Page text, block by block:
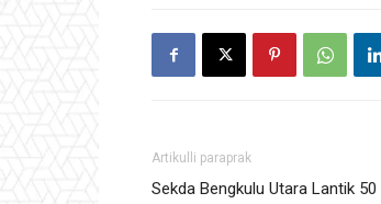
Artikulli paraprak
Sekda Bengkulu Utara Lantik